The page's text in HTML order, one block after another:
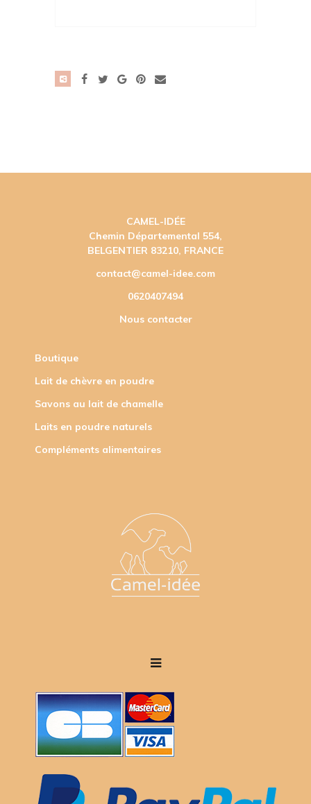
CAMEL-IDÉE
Chemin Départemental 554,
BELGENTIER 83210, FRANCE
contact@camel-idee.com
0620407494
Nous contacter
Boutique
Lait de chèvre en poudre
Savons au lait de chamelle
Laits en poudre naturels
Compléments alimentaires